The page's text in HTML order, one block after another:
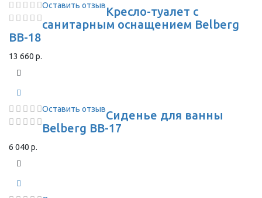
Оставить отзывКресло-туалет с
санитарным оснащением Belberg
BB-18
13 660 р.
Оставить отзывСиденье для ванны
Belberg BB-17
6 040 р.